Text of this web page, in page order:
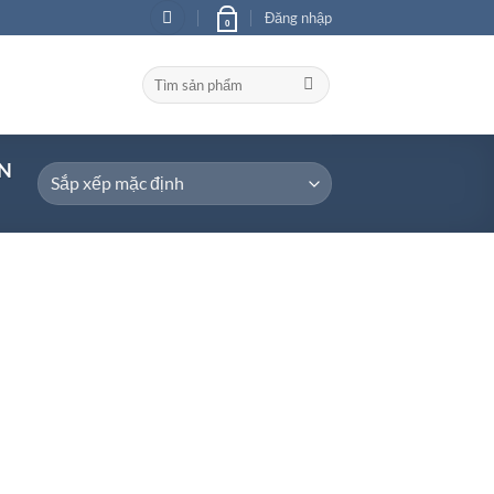
0 Đăng nhập
Tìm
kiếm: